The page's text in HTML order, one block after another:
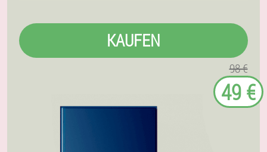
KAUFEN
98 €
49 €